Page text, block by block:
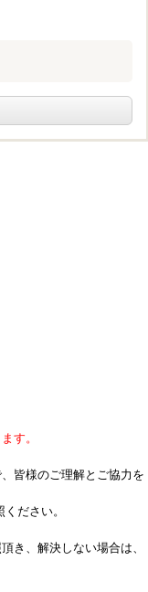
す。
皆様のご理解とご協力を
ださい。
き、解決しない場合は、